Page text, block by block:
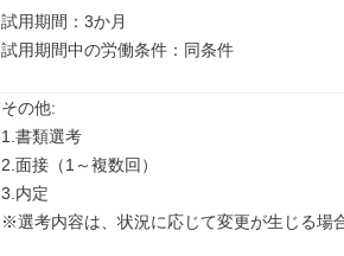
試用期間：3か月
試用期間中の労働条件：同条件
その他:
1.書類選考
2.面接（1～複数回）
3.内定
※選考内容は、状況に応じて変更が生じる場